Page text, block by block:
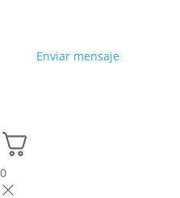
Enviar mensaje
0